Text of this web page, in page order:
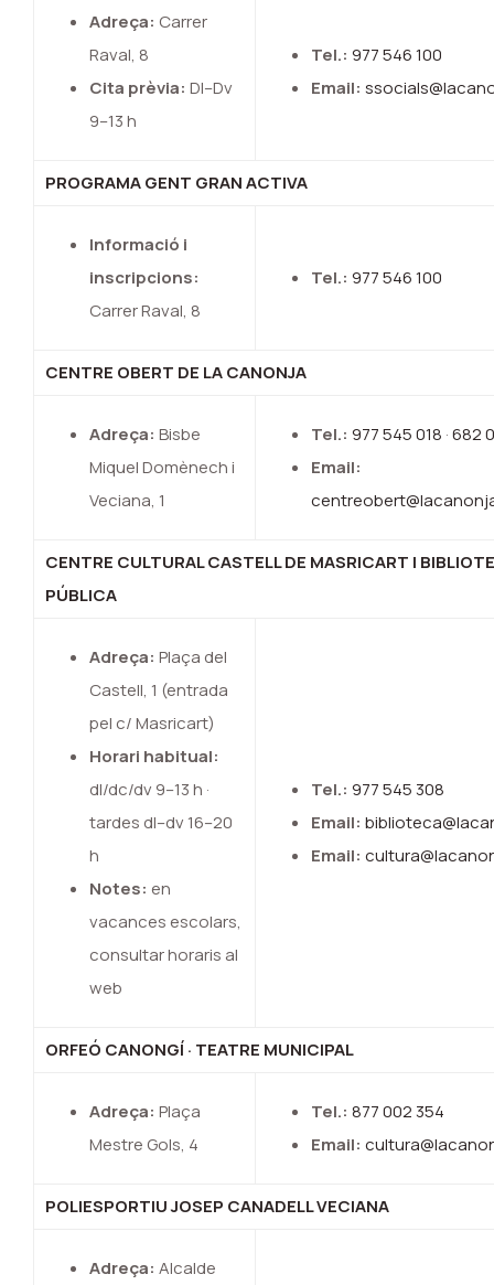
Adreça: Carrer
Raval, 8
Cita prèvia: Dl–Dv
9–13 h
Tel.: 977 546 100
Email:
PROGRAMA GENT GRAN ACTIVA
Informació i
inscripcions:
Carrer Raval, 8
Tel.: 977 546 100
CENTRE OBERT DE LA CANONJA
Adreça: Bisbe
Miquel Domènech i
Veciana, 1
Tel.: 977 545 018 ·682
Email:
CENTRE CULTURAL CASTELL DE MASRICART |
PÚBLICA
Adreça: Plaça del
Castell, 1 (entrada
pel c/ Masricart)
Horari habitual:
dl/dc/dv 9–13 h ·
tardes dl–dv 16–20
h
Notes: en
vacances escolars,
consultar horaris al
web
Tel.: 977 545 308
Email:
Email:
ORFEÓ CANONGÍ · TEATRE MUNICIPAL
Adreça: Plaça
Mestre Gols, 4
Tel.: 877 002 354
Email:
POLIESPORTIU JOSEP CANADELL VECIANA
Adreça: Alcalde